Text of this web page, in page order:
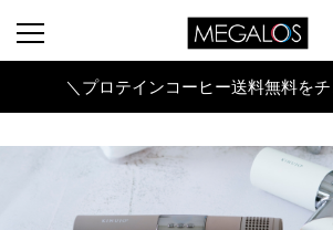
＼プロテインコーヒー送料無料を